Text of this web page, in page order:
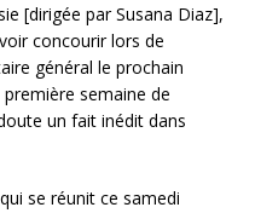
[dirigée par Susana Diaz],
concourir lors de
général le prochain
semaine de
un fait inédit dans
se réunit ce samedi